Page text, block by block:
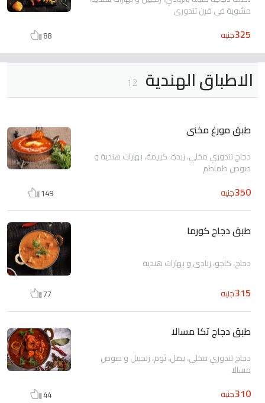
مشوية في فرن تندوري
325جنيه 88
الاطباق الهندية 12
طبق مورغ مخنى
دجاج تندوري مخلي، زبدة، كريمة، بهارات هندية و
صوص طماطم
350جنيه 149
طبق دجاج كورما
دجاج، كاجو، زبادي و بهارات هندية
315جنيه 77
طبق دجاج تكا مسالا
دجاج تندوري مخلي، بصل، ثوم، زنجبيل و صوص
مسالا
310جنيه 44